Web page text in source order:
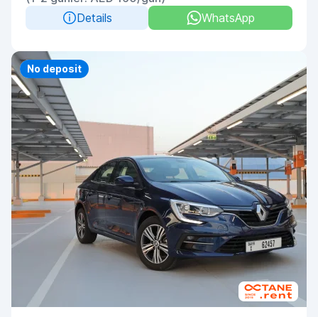
Details
WhatsApp
Priority
No deposit